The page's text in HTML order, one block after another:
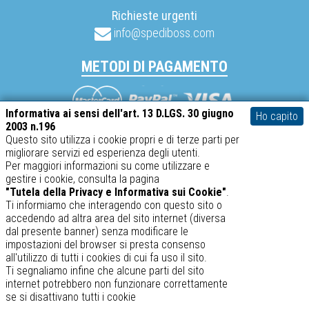
Informativa ai sensi dell'art. 13 D.LGS. 30 giugno
2003 n.196
Questo sito utilizza i cookie propri e di terze parti per
migliorare servizi ed esperienza degli utenti.
Per maggiori informazioni su come utilizzare e
gestire i cookie, consulta la pagina
"Tutela della Privacy e Informativa sui Cookie".
Ti informiamo che interagendo con questo sito o
accedendo ad altra area del sito internet (diversa
dal presente banner) senza modificare le
impostazioni del browser si presta consenso
all'utilizzo di tutti i cookies di cui fa uso il sito.
Ti segnaliamo infine che alcune parti del sito
internet potrebbero non funzionare correttamente
se si disattivano tutti i cookie
Ho capito
Richieste urgenti
info@spediboss.com
METODI DI PAGAMENTO
MastercardVisa PayPal
SABATINO srl – P.IVA 02634410969
spediboss.com © 2014-2026